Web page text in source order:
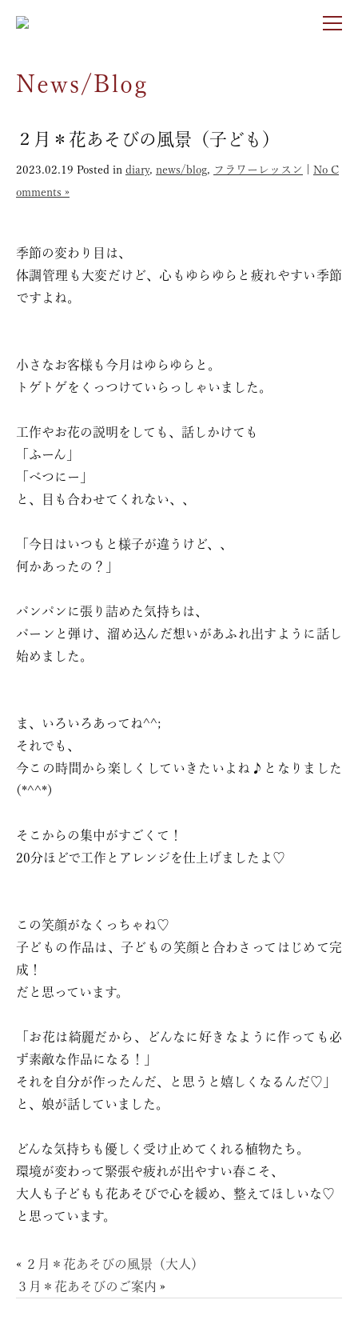
News/Blog
２月＊花あそびの風景（子ども）
2023.02.19 Posted in diary, news/blog, フラワーレッスン
No C
omments »
季節の変わり目は、
体調管理も大変だけど、心もゆらゆらと疲れやすい季節
ですよね。
小さなお客様も今月はゆらゆらと。
トゲトゲをくっつけていらっしゃいました。
工作やお花の説明をしても、話しかけても
「ふーん」
「べつにー」
と、目も合わせてくれない、、
「今日はいつもと様子が違うけど、、
何かあったの？」
パンパンに張り詰めた気持ちは、
パーンと弾け、溜め込んだ想いがあふれ出すように話し
始めました。
ま、いろいろあってね^^;
それでも、
今この時間から楽しくしていきたいよね♪となりました
(*^^*)
そこからの集中がすごくて！
20分ほどで工作とアレンジを仕上げましたよ♡
この笑顔がなくっちゃね♡
子どもの作品は、子どもの笑顔と合わさってはじめて完
成！
だと思っています。
「お花は綺麗だから、どんなに好きなように作っても必
ず素敵な作品になる！」
それを自分が作ったんだ、と思うと嬉しくなるんだ♡」
と、娘が話していました。
どんな気持ちも優しく受け止めてくれる植物たち。
環境が変わって緊張や疲れが出やすい春こそ、
大人も子どもも花あそびで心を緩め、整えてほしいな♡
と思っています。
« ２月＊花あそびの風景（大人）
３月＊花あそびのご案内 »